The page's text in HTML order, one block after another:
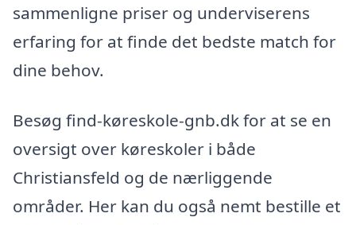
sammenligne priser og underviserens
erfaring for at finde det bedste match for
dine behov.
Besøg find-køreskole-gnb.dk for at se en
oversigt over køreskoler i både
Christiansfeld og de nærliggende
områder. Her kan du også nemt bestille et